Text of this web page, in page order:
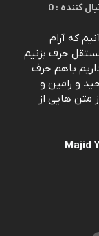
کننده
که آرام
حرف بزنیم
باهم حرف
و رامین و
متن هایی از
Majid